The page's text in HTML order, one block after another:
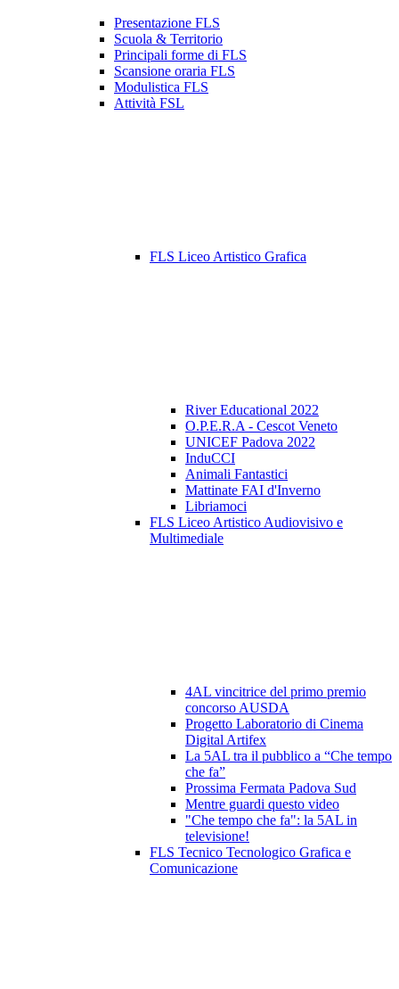
Presentazione FLS
Scuola & Territorio
Principali forme di FLS
Scansione oraria FLS
Modulistica FLS
Attività FSL
FLS Liceo Artistico Grafica
River Educational 2022
O.P.E.R.A - Cescot Veneto
UNICEF Padova 2022
InduCCI
Animali Fantastici
Mattinate FAI d'Inverno
Libriamoci
FLS Liceo Artistico Audiovisivo e
Multimediale
4AL vincitrice del primo premio
concorso AUSDA
Progetto Laboratorio di Cinema
Digital Artifex
La 5AL tra il pubblico a “Che tempo
che fa”
Prossima Fermata Padova Sud
Mentre guardi questo video
"Che tempo che fa": la 5AL in
televisione!
FLS Tecnico Tecnologico Grafica e
Comunicazione